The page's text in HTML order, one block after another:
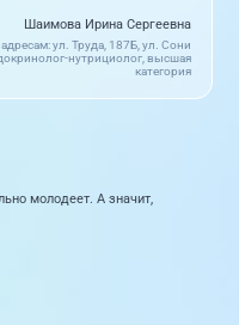
Шаимова Ирина Сергеевна
ул. Труда, 187Б, ул. Сони
нутрициолог, высшая
категория
молодеет. А значит,